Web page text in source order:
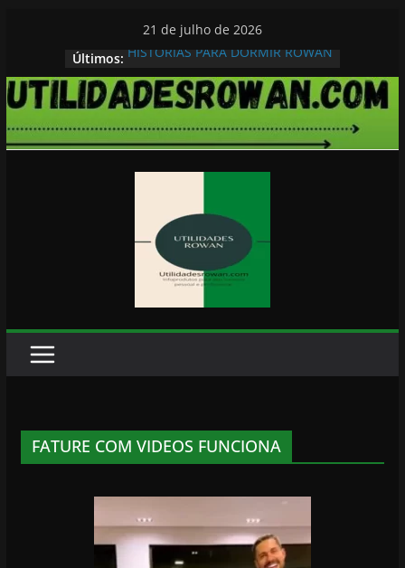
conteúdo
21 de julho de 2026
Últimos: HISTORIAS PARA DORMIR ROWAN
FATURE COM VIDEOS FUNCIONA